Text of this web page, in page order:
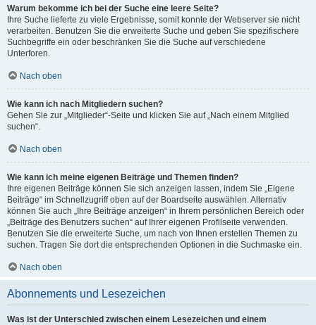
Warum bekomme ich bei der Suche eine leere Seite?
Ihre Suche lieferte zu viele Ergebnisse, somit konnte der Webserver sie nicht
verarbeiten. Benutzen Sie die erweiterte Suche und geben Sie spezifischere
Suchbegriffe ein oder beschränken Sie die Suche auf verschiedene
Unterforen.
Nach oben
Wie kann ich nach Mitgliedern suchen?
Gehen Sie zur „Mitglieder“-Seite und klicken Sie auf „Nach einem Mitglied
suchen“.
Nach oben
Wie kann ich meine eigenen Beiträge und Themen finden?
Ihre eigenen Beiträge können Sie sich anzeigen lassen, indem Sie „Eigene
Beiträge“ im Schnellzugriff oben auf der Boardseite auswählen. Alternativ
können Sie auch „Ihre Beiträge anzeigen“ in Ihrem persönlichen Bereich oder
„Beiträge des Benutzers suchen“ auf Ihrer eigenen Profilseite verwenden.
Benutzen Sie die erweiterte Suche, um nach von Ihnen erstellen Themen zu
suchen. Tragen Sie dort die entsprechenden Optionen in die Suchmaske ein.
Nach oben
Abonnements und Lesezeichen
Was ist der Unterschied zwischen einem Lesezeichen und einem